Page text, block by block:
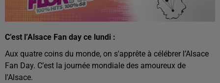
C’est l’Alsace Fan day ce lundi :
Aux quatre coins du monde, on s'apprête à célébrer l’Alsace
Fan Day. C’est la journée mondiale des amoureux de
l'Alsace.